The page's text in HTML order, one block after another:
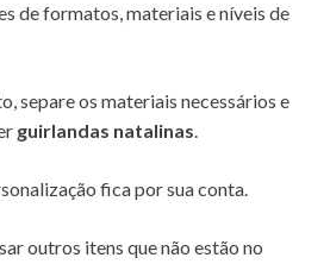
de formatos, materiais e níveis de
separe os materiais necessários e
guirlandas natalinas.
fica por sua conta.
outros itens que não estão no